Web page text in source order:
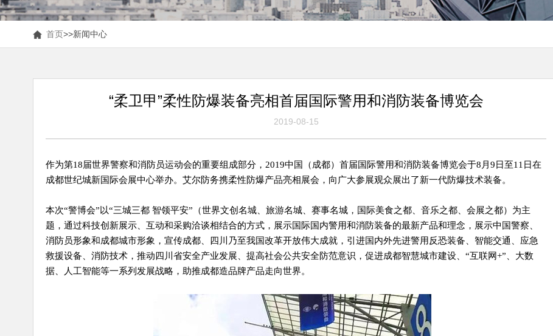
首页>>新闻中心
“柔卫甲”柔性防爆装备亮相首届国际警用和消防装备博览会
2019-08-15
作为第18届世界警察和消防员运动会的重要组成部分，2019中国（成都）首届国际警用和消防装备博览会于8月9日至11日在
成都世纪城新国际会展中心举办。艾尔防务携柔性防爆产品亮相展会，向广大参展观众展出了新一代防爆技术装备。
本次“警博会”以“三城三都 智领平安”（世界文创名城、旅游名城、赛事名城，国际美食之都、音乐之都、会展之都）为主
题，通过科技创新展示、互动和采购洽谈相结合的方式，展示国际国内警用和消防装备的最新产品和理念，展示中国警察、
消防员形象和成都城市形象，宣传成都、四川乃至我国改革开放伟大成就，引进国内外先进警用反恐装备、智能交通、应急
救援设备、消防技术，推动四川省安全产业发展、提高社会公共安全防范意识，促进成都智慧城市建设、“互联网+”、大数
据、人工智能等一系列发展战略，助推成都造品牌产品走向世界。